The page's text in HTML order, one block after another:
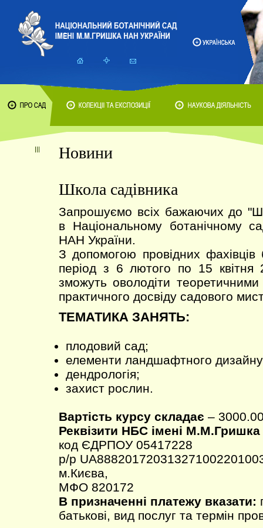
Новини
Школа садівника
Запрошуємо всіх бажаючих до
в Національному ботанічному
НАН України.
З допомогою провідних фахівців
період з 6 лютого по 15 квітня
зможуть оволодіти
практичного досвіду садового
ТЕМАТИКА ЗАНЯТЬ:
плодовий сад;
елементи ландшафтного
дендрологія;
захист рослин.
Вартість курсу складає –
Реквізити НБС імені
код ЄДРПОУ 05417228
р/р
м.Києва,
МФО 820172
В призначенні платежу вказати:
батькові, вид послуг та термін